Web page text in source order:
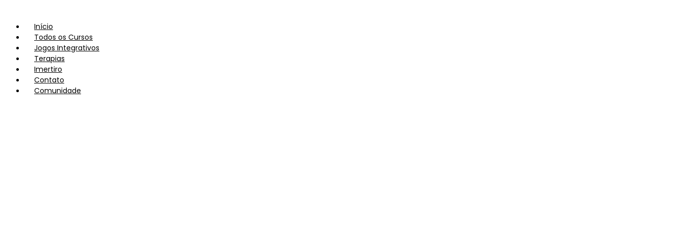
Início
Todos os Cursos
Jogos Integrativos
Terapias
Imertiro
Contato
Comunidade